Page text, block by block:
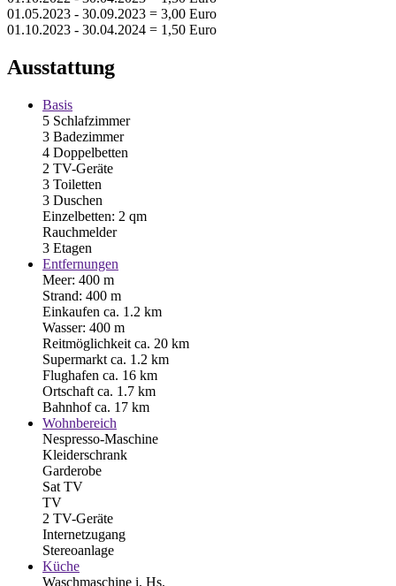
01.05.2023 - 30.09.2023 = 3,00 Euro
01.10.2023 - 30.04.2024 = 1,50 Euro
Ausstattung
Basis
5 Schlafzimmer
3 Badezimmer
4 Doppelbetten
2 TV-Geräte
3 Toiletten
3 Duschen
Einzelbetten: 2 qm
Rauchmelder
3 Etagen
Entfernungen
Meer: 400 m
Strand: 400 m
Einkaufen ca. 1.2 km
Wasser: 400 m
Reitmöglichkeit ca. 20 km
Supermarkt ca. 1.2 km
Flughafen ca. 16 km
Ortschaft ca. 1.7 km
Bahnhof ca. 17 km
Wohnbereich
Nespresso-Maschine
Kleiderschrank
Garderobe
Sat TV
TV
2 TV-Geräte
Internetzugang
Stereoanlage
Küche
Waschmaschine i. Hs.